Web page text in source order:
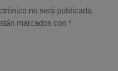
no será publicada.
marcados con *